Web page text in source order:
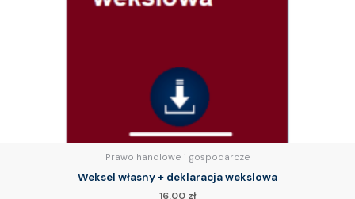
Prawo handlowe i gospodarcze
Weksel własny + deklaracja wekslowa
16.00 zł